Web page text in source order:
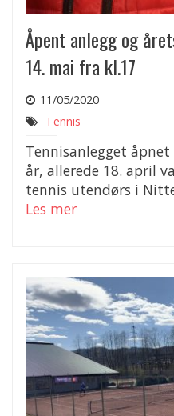
Åpent anlegg og
14. mai fra kl.17
11/05/2020
Tennis
Tennisanlegget
år, allerede 18. april
tennis utendørs i
Les mer